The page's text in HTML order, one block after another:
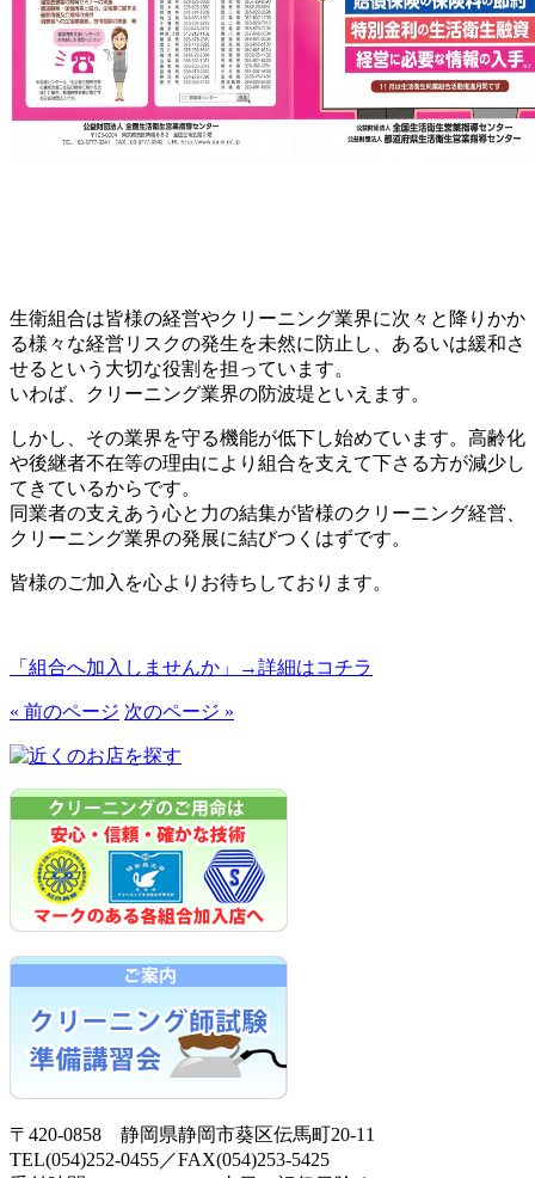
生衛組合は皆様の経営やクリーニング業界に次々と降りかか
る様々な経営リスクの発生を未然に防止し、あるいは緩和さ
せるという大切な役割を担っています。
いわば、クリーニング業界の防波堤といえます。
しかし、その業界を守る機能が低下し始めています。高齢化
や後継者不在等の理由により組合を支えて下さる方が減少し
てきているからです。
同業者の支えあう心と力の結集が皆様のクリーニング経営、
クリーニング業界の発展に結びつくはずです。
皆様のご加入を心よりお待ちしております。
「組合へ加入しませんか」→詳細はコチラ
« 前のページ 次のページ »
〒420-0858 静岡県静岡市葵区伝馬町20-11
TEL(054)252-0455／FAX(054)253-5425